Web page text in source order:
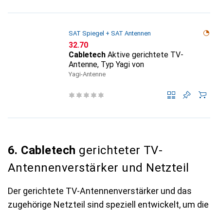
SAT Spiegel + SAT Antennen
CHF
32.70
Cabletech Aktive gerichtete TV-
Antenne, Typ Yagi von
Yagi-Antenne
6. Cabletech gerichteter TV-
Antennenverstärker und Netzteil
Der gerichtete TV-Antennenverstärker und das
zugehörige Netzteil sind speziell entwickelt, um die